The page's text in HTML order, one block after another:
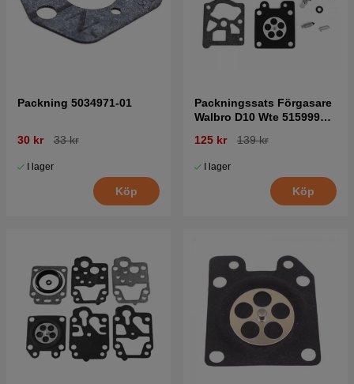
Packning 5034971-01
30 kr 33 kr
I lager
Köp
Packningssats Förgasare
Walbro D10 Wte 5159996-
125 kr 139 kr
I lager
Köp